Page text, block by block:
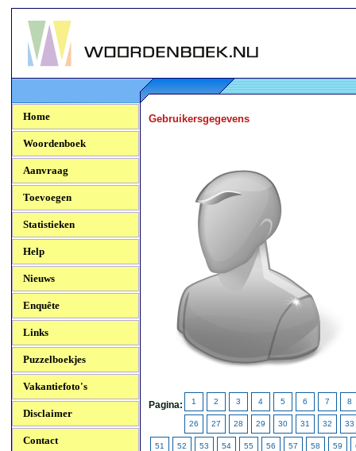
Woordenboek.NU
Home
Woordenboek
Aanvraag
Toevoegen
Statistieken
Help
Nieuws
Enquête
Links
Puzzelboekjes
Vakantiefoto's
Disclaimer
Contact
Gebruikersgegevens
Pagina: 1 2 3 4 5 6 7 8
26 27 28 29 30 31 32 33
51 52 53 54 55 56 57 58 59